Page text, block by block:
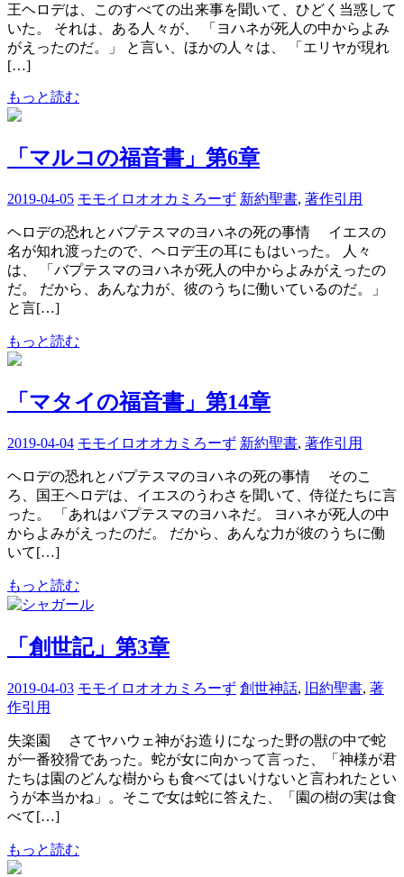
王ヘロデは、このすべての出来事を聞いて、ひどく当惑して
いた。 それは、ある人々が、 「ヨハネが死人の中からよみ
がえったのだ。」 と言い、ほかの人々は、 「エリヤが現れ
[…]
もっと読む
「マルコの福音書」第6章
2019-04-05 モモイロオオカミろーず 新約聖書, 著作引用
ヘロデの恐れとバプテスマのヨハネの死の事情 イエスの
名が知れ渡ったので、ヘロデ王の耳にもはいった。 人々
は、 「バプテスマのヨハネが死人の中からよみがえったの
だ。 だから、あんな力が、彼のうちに働いているのだ。」
と言[…]
もっと読む
「マタイの福音書」第14章
2019-04-04 モモイロオオカミろーず 新約聖書, 著作引用
ヘロデの恐れとバプテスマのヨハネの死の事情 そのこ
ろ、国王ヘロデは、イエスのうわさを聞いて、侍従たちに言
った。 「あれはバプテスマのヨハネだ。 ヨハネが死人の中
からよみがえったのだ。 だから、あんな力が彼のうちに働
いて[…]
もっと読む
「創世記」第3章
2019-04-03 モモイロオオカミろーず 創世神話, 旧約聖書, 著
作引用
失楽園 さてヤハウェ神がお造りになった野の獣の中で蛇
が一番狡猾であった。蛇が女に向かって言った、「神様が君
たちは園のどんな樹からも食べてはいけないと言われたとい
うが本当かね」。そこで女は蛇に答えた、「園の樹の実は食
べて[…]
もっと読む